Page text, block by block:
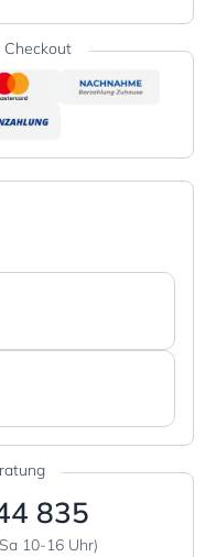
835
10-16 Uhr)